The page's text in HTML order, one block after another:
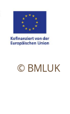
© BMLUK